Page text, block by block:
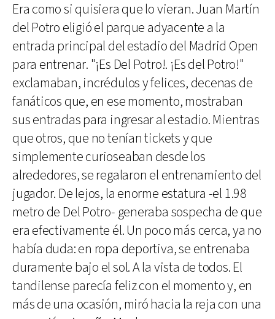
Era como si quisiera que lo vieran. Juan Martín
del Potro eligió el parque adyacente a la
entrada principal del estadio del Madrid Open
para entrenar. "¡Es Del Potro!. ¡Es del Potro!"
exclamaban, incrédulos y felices, decenas de
fanáticos que, en ese momento, mostraban
sus entradas para ingresar al estadio. Mientras
que otros, que no tenían tickets y que
simplemente curioseaban desde los
alrededores, se regalaron el entrenamiento del
jugador. De lejos, la enorme estatura -el 1.98
metro de Del Potro- generaba sospecha de que
era efectivamente él. Un poco más cerca, ya no
había duda: en ropa deportiva, se entrenaba
duramente bajo el sol. A la vista de todos. El
tandilense parecía feliz con el momento y, en
más de una ocasión, miró hacia la reja con una